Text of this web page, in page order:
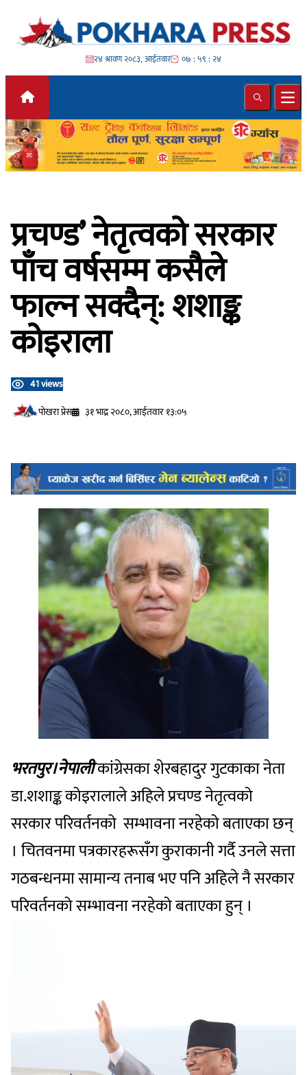
Skip to content
२४ श्रावण २०८३, आईतवार ०७ : ५९ : २६
Search
प्रचण्ड’ नेतृत्वको सरकार
पाँच वर्षसम्म कसैले
फाल्न सक्दैन्: शशाङ्क
कोइराला
41 views
प‍ोखरा प्रेस
३१ भाद्र २०८०, आईतवार १३:०५
भरतपुर।नेपालीकांग्रेसका शेरबहादुर गुटकाका नेता
डा.शशाङ्क कोइरालाले अहिले प्रचण्ड नेतृत्वको
सरकार परिवर्तनको सम्भावना नरहेको बताएका छन्
। चितवनमा पत्रकारहरूसँग कुराकानी गर्दै उनले सत्ता
गठबन्धनमा सामान्य तनाब भए पनि अहिले नै सरकार
परिवर्तनको सम्भावना नरहेको बताएका हुन् ।